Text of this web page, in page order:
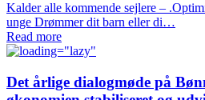
Kalder alle kommende sejlere –
unge Drømmer dit barn eller di…
Read more
Det årlige dialogmøde på